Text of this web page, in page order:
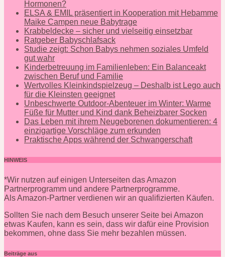
Hormonen?
ELSA & EMIL präsentiert in Kooperation mit Hebamme
Maike Campen neue Babytrage
Krabbeldecke – sicher und vielseitig einsetzbar
Ratgeber Babyschlafsack
Studie zeigt: Schon Babys nehmen soziales Umfeld
gut wahr
Kinderbetreuung im Familienleben: Ein Balanceakt
zwischen Beruf und Familie
Wertvolles Kleinkindspielzeug – Deshalb ist Lego auch
für die Kleinsten geeignet
Unbeschwerte Outdoor-Abenteuer im Winter: Warme
Füße für Mutter und Kind dank Beheizbarer Socken
Das Leben mit ihrem Neugeborenen dokumentieren: 4
einzigartige Vorschläge zum erkunden
Praktische Apps während der Schwangerschaft
HINWEIS
*Wir nutzen auf einigen Unterseiten das Amazon
Partnerprogramm und andere Partnerprogramme.
Als Amazon-Partner verdienen wir an qualifizierten Käufen.
Sollten Sie nach dem Besuch unserer Seite bei Amazon
etwas Kaufen, kann es sein, dass wir dafür eine Provision
bekommen, ohne dass Sie mehr bezahlen müssen.
Beiträge aus